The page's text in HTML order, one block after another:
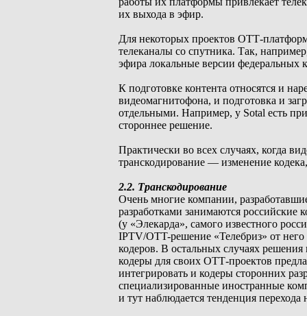
их выхода в эфир.
Для некоторых проектов ОТТ-
телеканалы со спутника. Так,
эфира локальные версии федеральных
К подготовке контента относятся и
видеомагнитофона, и подготовка и
отдельными. Например, у Sotal есть
стороннее решение.
Практически во всех случаях, когда
транскодирование — изменение
2.2. Транскодирование
Очень многие компании,
разработками занимаются российские
(у «Элекарда», самого известного
IPTV/OTT-решение «Телебриз» от
кодеров. В остальных случаях
кодеры для своих ОТТ-проектов
интегрировать и кодеры сторонних
специализированные иностранные
и тут наблюдается тенденция